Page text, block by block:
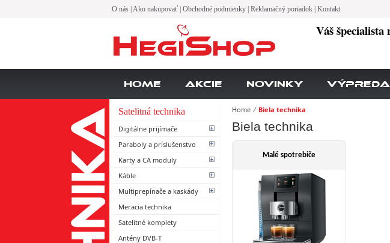
O nás Ako nakupovať Obchodné podmienky Reklamačný poriadok Kontakt
Váš
Home Akcie Novinky
Satelitná technika
Digitálne prijímače
Paraboly a príslušenstvo
Karty a CA moduly
Káble
Multiprepínače a kaskády
Meracia technika
Satelitné komplety
Antény DVB-T
Home ⁄ Biela technika
Biela technika
Malé spotrebiče